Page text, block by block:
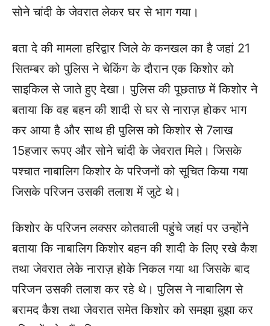
सोने चांदी के जेवरात लेकर घर से भाग गया।
बता दे की मामला हरिद्वार जिले के कनखल का है जहां 21
सितम्बर को पुलिस ने चेकिंग के दौरान एक किशोर को
साइकिल से जाते हुए देखा। पुलिस की पूछताछ में किशोर ने
बताया कि वह बहन की शादी से घर से नाराज़ होकर भाग
कर आया है और साथ ही पुलिस को किशोर से 7लाख
15हजार रूपए और सोने चांदी के जेवरात मिले। जिसके
पश्चात नाबालिग किशोर के परिजनों को सूचित किया गया
जिसके परिजन उसकी तलाश में जुटे थे।
किशोर के परिजन लक्सर कोतवाली पहुंचे जहां पर उन्होंने
बताया कि नाबालिग किशोर बहन की शादी के लिए रखे कैश
तथा जेवरात लेके नाराज़ होके निकल गया था जिसके बाद
परिजन उसकी तलाश कर रहे थे। पुलिस ने नाबालिग से
बरामद कैश तथा जेवरात समेत किशोर को समझा बुझा कर